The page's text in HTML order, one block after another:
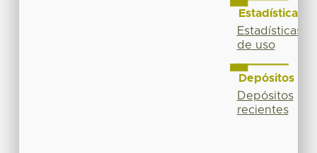
Estadísticas
Estadísticas
de uso
Depósitos
Depósitos
recientes